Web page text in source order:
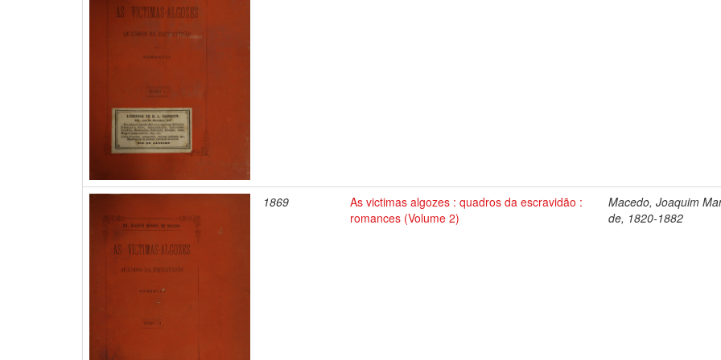
1869
As victimas algozes : quadros da escravidão :
romances (Volume 2)
Macedo, Joaquim
de, 1820-1882